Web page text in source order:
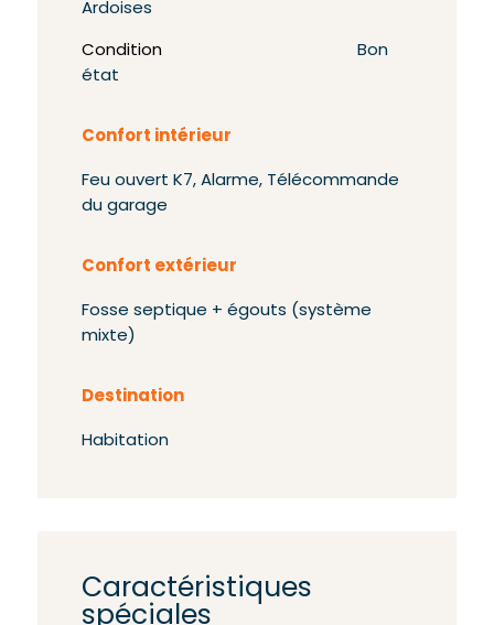
Ardoises
Condition
Bon
état
Confort intérieur
Feu ouvert K7, Alarme, Télécommande
du garage
Confort extérieur
Fosse septique + égouts (système
mixte)
Destination
Habitation
Caractéristiques
spéciales